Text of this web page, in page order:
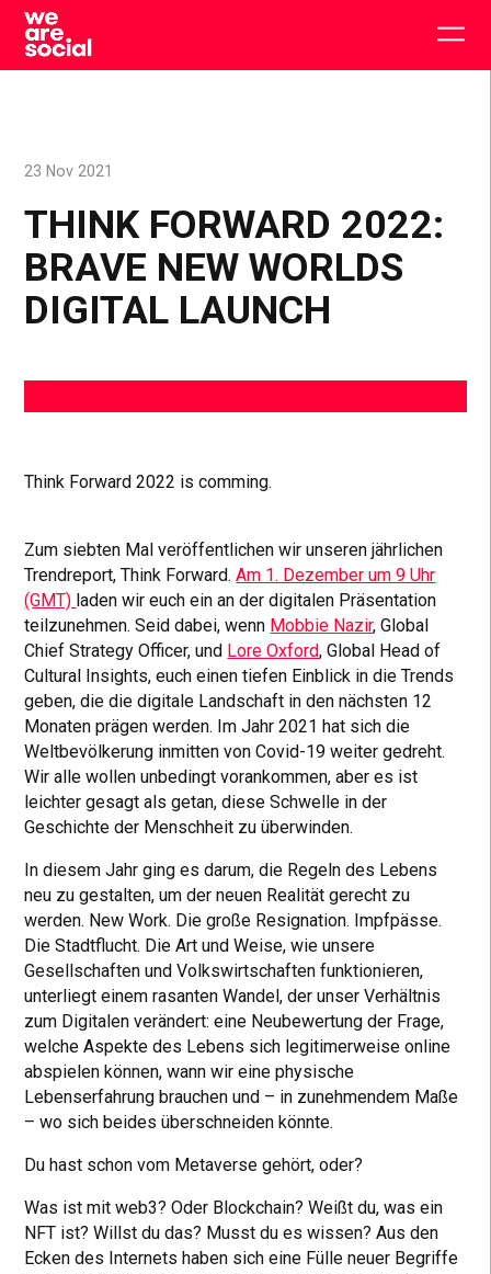
Skip
content
THINK FORWARD 2022:
BRAVE NEW WORLDS
DIGITAL LAUNCH
23 Nov 2021
Think Forward 2022 is comming.
Zum siebten Mal veröffentlichen wir unseren jährlichen
Trendreport, Think Forward.Am 1. Dezember um 9 Uhr
(GMT) laden wir euch ein an der digitalen Präsentation
teilzunehmen. Seid dabei, wenn Mobbie Nazir, Global
Chief Strategy Officer, und Lore Oxford, Global Head of
Cultural Insights, euch einen tiefen Einblick in die Trends
geben, die die digitale Landschaft in den nächsten 12
Monaten prägen werden. Im Jahr 2021 hat sich die
Weltbevölkerung inmitten von Covid-19 weiter gedreht.
Wir alle wollen unbedingt vorankommen, aber es ist
leichter gesagt als getan, diese Schwelle in der
Geschichte der Menschheit zu überwinden.
In diesem Jahr ging es darum, die Regeln des Lebens
neu zu gestalten, um der neuen Realität gerecht zu
werden. New Work. Die große Resignation. Impfpässe.
Die Stadtflucht. Die Art und Weise, wie unsere
Gesellschaften und Volkswirtschaften funktionieren,
unterliegt einem rasanten Wandel, der unser Verhältnis
zum Digitalen verändert: eine Neubewertung der Frage,
welche Aspekte des Lebens sich legitimerweise online
abspielen können, wann wir eine physische
Lebenserfahrung brauchen und – in zunehmendem Maße
– wo sich beides überschneiden könnte.
Du hast schon vom Metaverse gehört, oder?
Was ist mit web3? Oder Blockchain? Weißt du, was ein
NFT ist? Willst du das? Musst du es wissen? Aus den
Ecken des Internets haben sich eine Fülle neuer Begriffe